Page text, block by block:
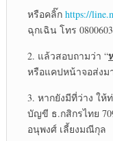
หรือคลิ๊ก https://
ฉุกเฉิน โทร
2. แล้วสอบถามว่า “
หรือแคปหน้าจอส่งม
3. หากยังมีที่ว่าง ใ
บัญขี ธ.กสิกรไทย
อนุพงศ์ เลี้ยงมณีกุล